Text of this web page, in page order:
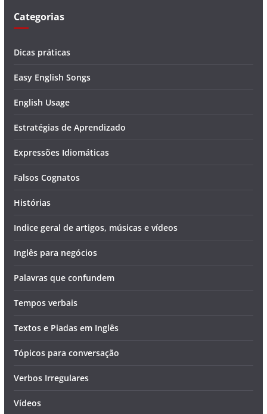
Categorias
Dicas práticas
Easy English Songs
English Usage
Estratégias de Aprendizado
Expressões Idiomáticas
Falsos Cognatos
Histórias
Indice geral de artigos, músicas e vídeos
Inglês para negócios
Palavras que confundem
Tempos verbais
Textos e Piadas em Inglês
Tópicos para conversação
Verbos Irregulares
Vídeos